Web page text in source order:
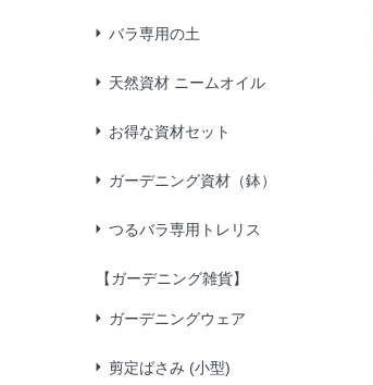
バラ専用の土
天然資材 ニームオイル
お得な資材セット
ガーデニング資材（鉢）
つるバラ専用トレリス
【ガーデニング雑貨】
ガーデニングウェア
剪定ばさみ (小型)